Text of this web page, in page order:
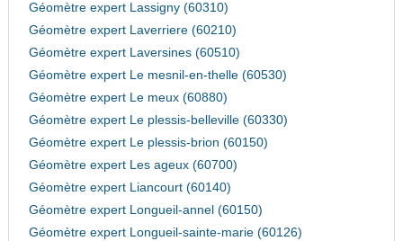
Géomètre expert Lassigny (60310)
Géomètre expert Laverriere (60210)
Géomètre expert Laversines (60510)
Géomètre expert Le mesnil-en-thelle (60530)
Géomètre expert Le meux (60880)
Géomètre expert Le plessis-belleville (60330)
Géomètre expert Le plessis-brion (60150)
Géomètre expert Les ageux (60700)
Géomètre expert Liancourt (60140)
Géomètre expert Longueil-annel (60150)
Géomètre expert Longueil-sainte-marie (60126)